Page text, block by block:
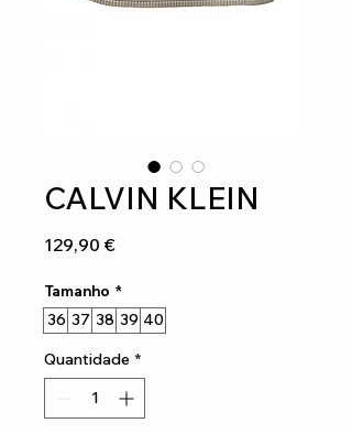
CALVIN KLEIN
129,90 €Preço
Tamanho *
36 37 38 39 40
Quantidade *